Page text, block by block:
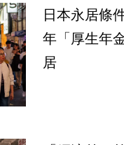
日本永居條
年「厚生年
居